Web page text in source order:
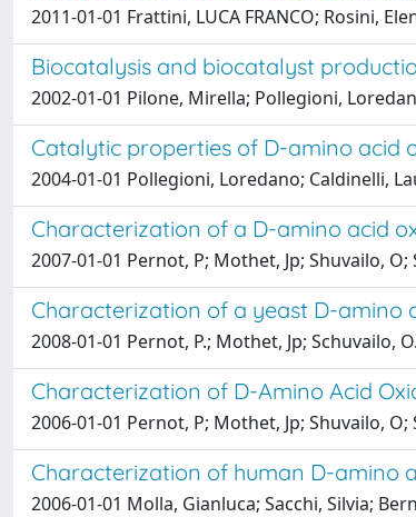
2011-01-01 Frattini, LUCA FRANCO; Rosini,
Biocatalysis and biocatalyst
2002-01-01 Pilone, Mirella; Pollegioni,
Catalytic properties of D-amino acid
2004-01-01 Pollegioni, Loredano; Caldinelli,
Characterization of a D-amino acid
2007-01-01 Pernot, P; Mothet, Jp; Shuvailo,
Characterization of a yeast D-amino
2008-01-01 Pernot, P.; Mothet, Jp; Schuvailo,
Characterization of D-Amino Acid
2006-01-01 Pernot, P; Mothet, Jp; Shuvailo,
Characterization of human D-amino
2006-01-01 Molla, Gianluca; Sacchi, Silvia;